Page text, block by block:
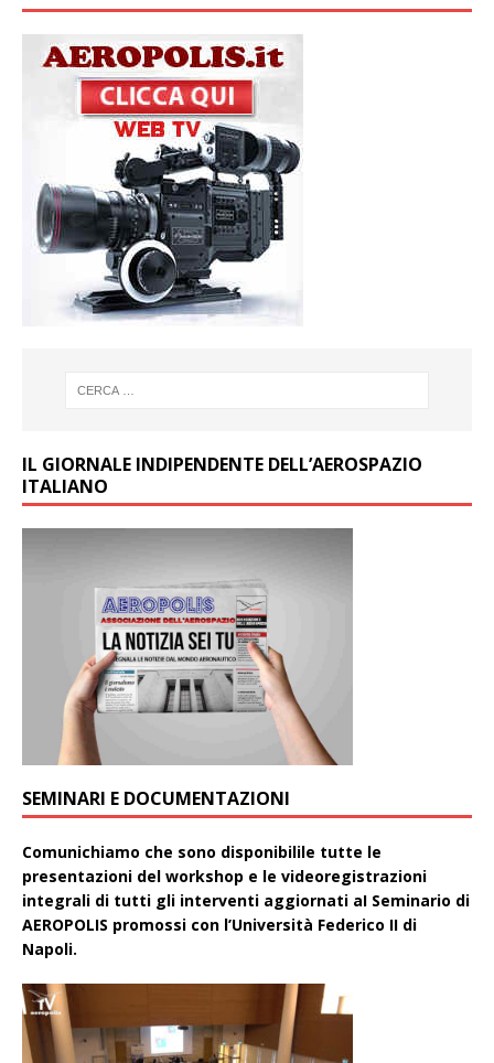
IL GIORNALE INDIPENDENTE DELL’AEROSPAZIO
ITALIANO
SEMINARI E DOCUMENTAZIONI
Comunichiamo che sono disponibilile tutte le
presentazioni del workshop e le videoregistrazioni
integrali di tutti gli interventi aggiornati aI Seminario di
AEROPOLIS promossi con l’Università Federico II di
Napoli.